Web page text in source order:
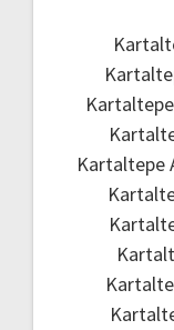
Kartaltepe